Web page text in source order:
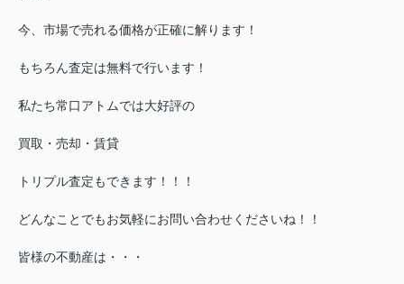
今、市場で売れる価格が正確に解ります！
もちろん査定は無料で行います！
私たち常口アトムでは大好評の
買取・売却・賃貸
トリプル査定もできます！！！
どんなことでもお気軽にお問い合わせくださいね！！
皆様の不動産は・・・